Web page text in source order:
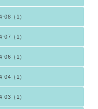
08（1）
07（1）
06（1）
04（1）
03（1）